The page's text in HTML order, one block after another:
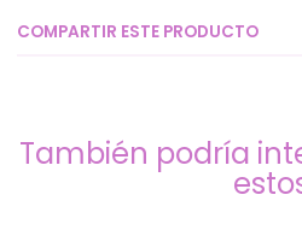
COMPARTIR ESTE PRODUCTO
También podría